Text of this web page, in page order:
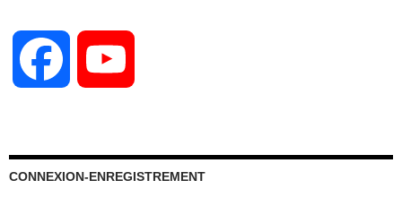
c u
CONNEXION-ENREGISTREMENT